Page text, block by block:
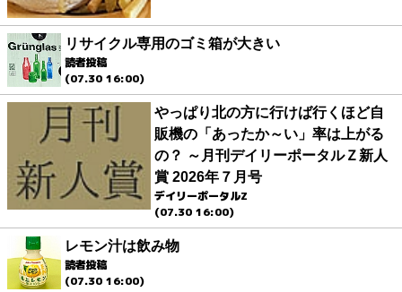
リサイクル専用のゴミ箱が大きい
読者投稿
(07.30 16:00)
やっぱり北の方に行けば行くほど自
販機の「あったか～い」率は上がる
の？ ～月刊デイリーポータルＺ新人
賞 2026年７月号
デイリーポータルZ
(07.30 16:00)
レモン汁は飲み物
読者投稿
(07.30 16:00)